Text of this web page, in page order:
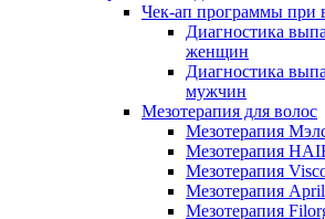
Чек-ап программы при
Диагностика
женщин
Диагностика
мужчин
Мезотерапия для волос
Мезотерапия
Мезотерапия
Мезотерапия
Мезотерапия
Мезотерапия